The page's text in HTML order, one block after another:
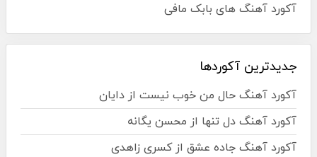
آکورد آهنگ های بابک مافی
جدیدترین آکوردها
آکورد آهنگ حال من خوب نیست از دایان
آکورد آهنگ دل تنها از محسن یگانه
آکورد آهنگ جاده عشق از کسری زاهدی